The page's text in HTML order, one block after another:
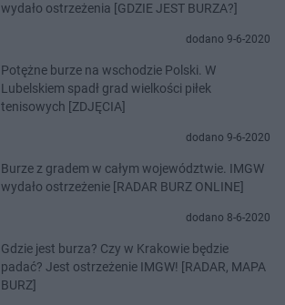
wydało ostrzeżenia [GDZIE JEST BURZA?]
dodano 9-6-2020
Potężne burze na wschodzie Polski. W
Lubelskiem spadł grad wielkości piłek
tenisowych [ZDJĘCIA]
dodano 9-6-2020
Burze z gradem w całym województwie. IMGW
wydało ostrzeżenie [RADAR BURZ ONLINE]
dodano 8-6-2020
Gdzie jest burza? Czy w Krakowie będzie
padać? Jest ostrzeżenie IMGW! [RADAR, MAPA
BURZ]